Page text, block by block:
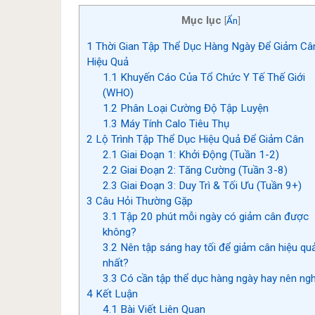
Mục lục [Ẩn]
1 Thời Gian Tập Thể Dục Hàng Ngày Để Giảm
Hiệu Quả
1.1 Khuyến Cáo Của Tổ Chức Y Tế Thế Giới
(WHO)
1.2 Phân Loại Cường Độ Tập Luyện
1.3 Máy Tính Calo Tiêu Thụ
2 Lộ Trình Tập Thể Dục Hiệu Quả Để Giảm Cân
2.1 Giai Đoạn 1: Khởi Động (Tuần 1-2)
2.2 Giai Đoạn 2: Tăng Cường (Tuần 3-8)
2.3 Giai Đoạn 3: Duy Trì & Tối Ưu (Tuần 9+)
3 Câu Hỏi Thường Gặp
3.1 Tập 20 phút mỗi ngày có giảm cân được
không?
3.2 Nên tập sáng hay tối để giảm cân hiệu
nhất?
3.3 Có cần tập thể dục hàng ngày hay nên
4 Kết Luận
4.1 Bài Viết Liên Quan